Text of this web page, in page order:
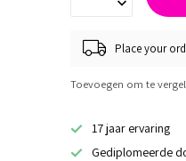
Place your
Toevoegen om te
17 jaar ervaring
Gediplomeerde